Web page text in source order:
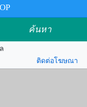
ค้นหา
ติดต่อโฆษณา